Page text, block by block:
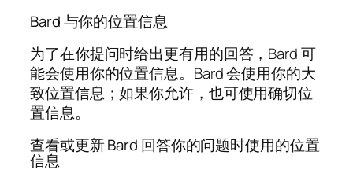
Bard 与你的位置信息
为了在你提问时给出更有用的回答，Bard 可
能会使用你的位置信息。Bard 会使用你的大
致位置信息；如果你允许，也可使用确切位
置信息。
查看或更新 Bard 回答你的问题时使用的位置
信息